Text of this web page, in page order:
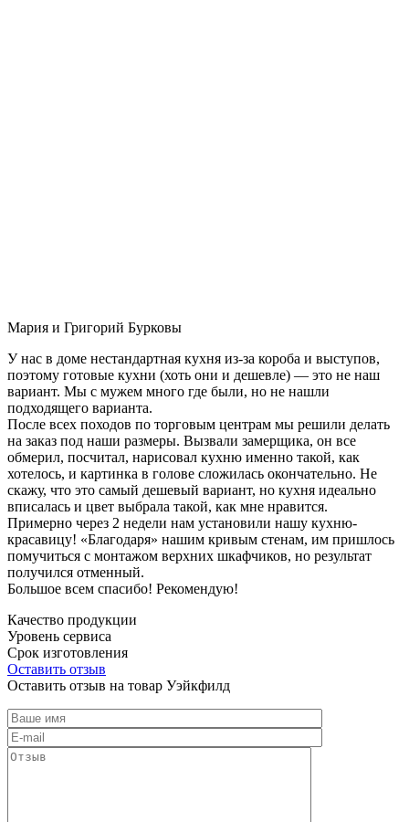
Мария и Григорий Бурковы
У нас в доме нестандартная кухня из-за короба и выступов,
поэтому готовые кухни (хоть они и дешевле) — это не наш
вариант. Мы с мужем много где были, но не нашли
подходящего варианта.
После всех походов по торговым центрам мы решили делать
на заказ под наши размеры. Вызвали замерщика, он все
обмерил, посчитал, нарисовал кухню именно такой, как
хотелось, и картинка в голове сложилась окончательно. Не
скажу, что это самый дешевый вариант, но кухня идеально
вписалась и цвет выбрала такой, как мне нравится.
Примерно через 2 недели нам установили нашу кухню-
красавицу! «Благодаря» нашим кривым стенам, им пришлось
помучиться с монтажом верхних шкафчиков, но результат
получился отменный.
Большое всем спасибо! Рекомендую!
Качество продукции
Уровень сервиса
Срок изготовления
Оставить отзыв
Оставить отзыв на товар Уэйкфилд